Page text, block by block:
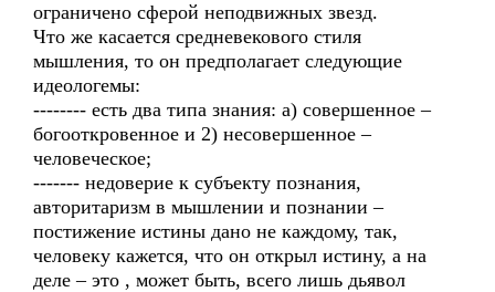
ограничено сферой неподвижных звезд.
Что же касается средневекового стиля
мышления, то он предполагает следующие
идеологемы:
-------- есть два типа знания: а) совершенное –
богооткровенное и 2) несовершенное –
человеческое;
------- недоверие к субъекту познания,
авторитаризм в мышлении и познании –
постижение истины дано не каждому, так,
человеку кажется, что он открыл истину, а на
деле – это , может быть, всего лишь дьявол